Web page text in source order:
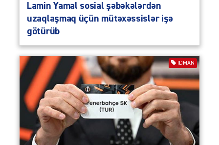
Lamin Yamal sosial şəbəkələrdən
uzaqlaşmaq üçün mütəxəssislər işə
götürüb
İDMAN